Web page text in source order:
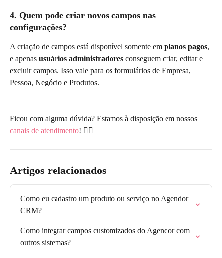
4. Quem pode criar novos campos nas
configurações?
A criação de campos está disponível somente em planos pagos,
e apenas usuários administradores conseguem criar, editar e
excluir campos. Isso vale para os formulários de Empresa,
Pessoa, Negócio e Produtos.
Ficou com alguma dúvida? Estamos à disposição em nossos
canais de atendimento! 🙋‍♀️
Artigos relacionados
Como eu cadastro um produto ou serviço no Agendor
CRM?
Como integrar campos customizados do Agendor com
outros sistemas?